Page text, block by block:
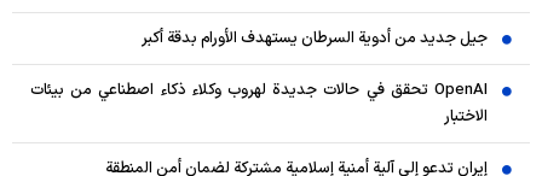
جيل جديد من أدوية السرطان يستهدف الأورام بدقة أكبر
OpenAI تحقق في حالات جديدة لهروب وكلاء ذكاء اصطناعي من بيئات
الاختبار
إيران تدعو إلى آلية أمنية إسلامية مشتركة لضمان أمن المنطقة